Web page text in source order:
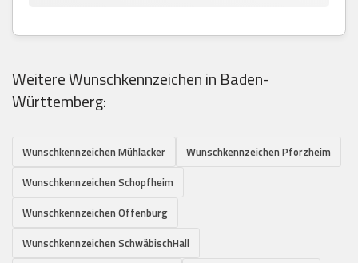
Weitere Wunschkennzeichen in Baden-
Württemberg:
Wunschkennzeichen Mühlacker
Wunschkennzeichen Pforzheim
Wunschkennzeichen Schopfheim
Wunschkennzeichen Offenburg
Wunschkennzeichen SchwäbischHall